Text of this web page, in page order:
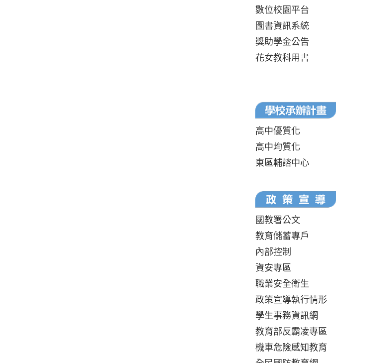
數位校園平台
圖書資訊系統
獎助學金公告
花女教科用書
高中優質化
高中均質化
東區輔諮中心
國教署公文
教育儲蓄專戶
內部控制
資安專區
職業安全衛生
政策宣導執行情形
學生事務資訊網
教育部反霸凌專區
機車危險感知教育